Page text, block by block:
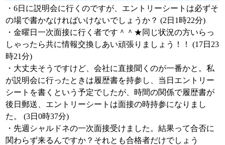
・6日に説明会に行くのですが、エントリーシートは必ずそ
の場で書かなければいけないでしょうか？ (2日1時22分)
・金曜日一次面接に行く者です＾＾★同じ状況の方いらっ
しゃったら共に情報交換しあい頑張りましょう！！ (17日23
時21分)
・大丈夫そうですけど、会社に直接聞くのが一番かと。私
が説明会に行ったときは履歴書を持参し、当日エントリー
シートを書くという予定でしたが、時間の関係で履歴書が
後日郵送、エントリーシートは面接の時持参になりまし
た。 (3日0時37分)
・先週シャルドネの一次面接受けました。結果って合否に
関わらず来るんですか？それとも合格者だけでしょう